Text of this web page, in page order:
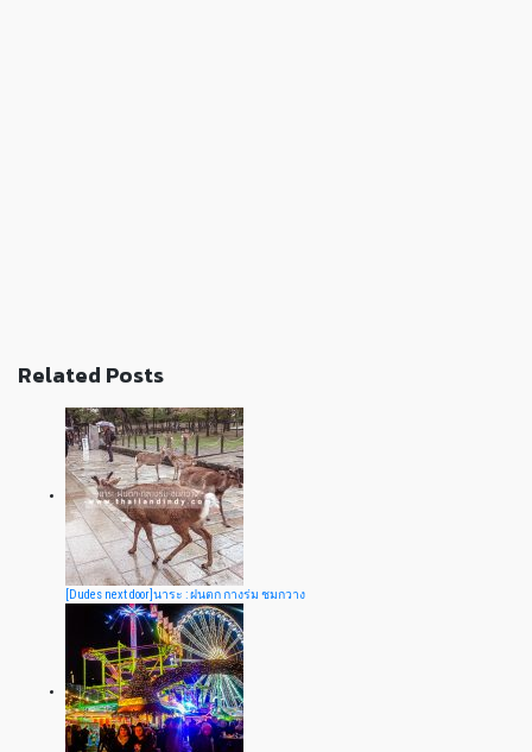
Related Posts
[Dudes next door]นาระ : ฝนตก กางร่ม ชมกวาง